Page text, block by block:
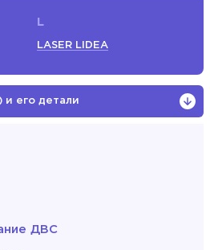
L
LASER LIDEA
и его детали
ДВС